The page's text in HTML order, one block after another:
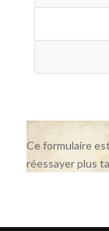
Ce formulaire
réessayer plus